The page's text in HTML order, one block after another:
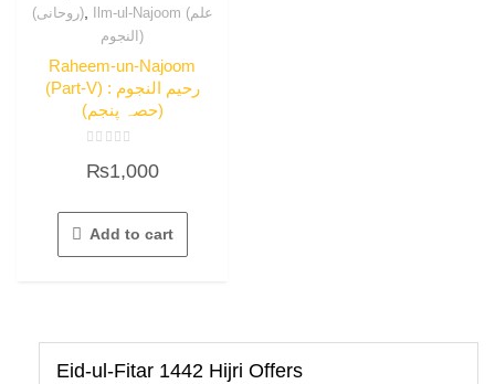
(روحانی), Ilm-ul-Najoom (علم
النجوم)
Raheem-un-Najoom
(Part-V) : رحیم النجوم
(حصہ پنجم)
0
out
5
₨1,000
Add to cart
Eid-ul-Fitar 1442 Hijri Offers